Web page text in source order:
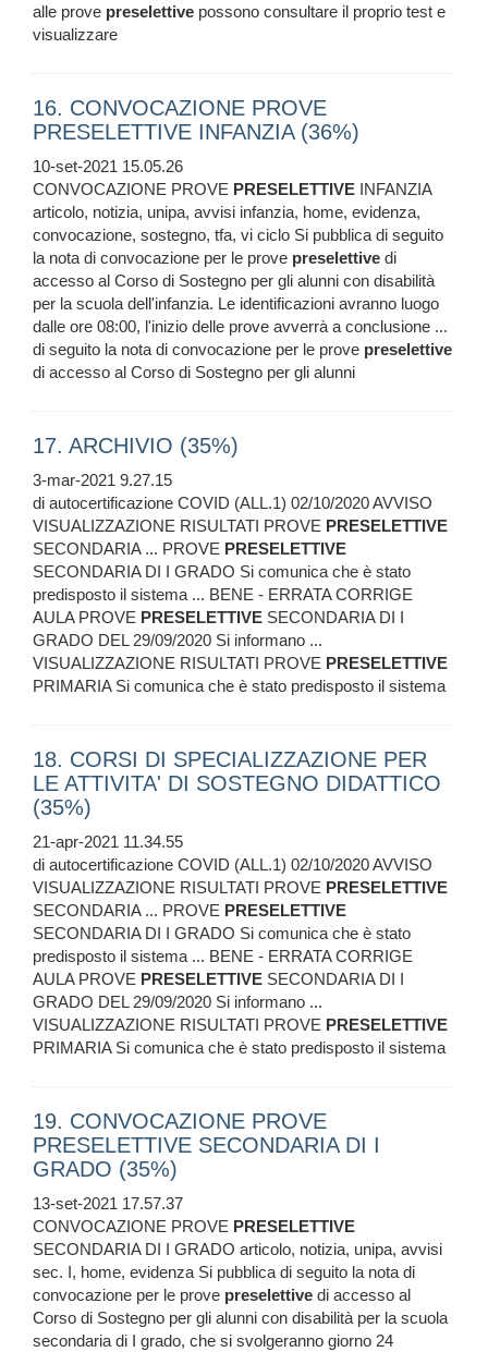
alle prove preselettive possono consultare il proprio test e
visualizzare
16. CONVOCAZIONE PROVE
PRESELETTIVE INFANZIA (36%)
10-set-2021 15.05.26
CONVOCAZIONE PROVE PRESELETTIVE INFANZIA
articolo, notizia, unipa, avvisi infanzia, home, evidenza,
convocazione, sostegno, tfa, vi ciclo Si pubblica di seguito
la nota di convocazione per le prove preselettive di
accesso al Corso di Sostegno per gli alunni con disabilità
per la scuola dell'infanzia. Le identificazioni avranno luogo
dalle ore 08:00, l'inizio delle prove avverrà a conclusione ...
di seguito la nota di convocazione per le prove preselettive
di accesso al Corso di Sostegno per gli alunni
17. ARCHIVIO (35%)
3-mar-2021 9.27.15
di autocertificazione COVID (ALL.1) 02/10/2020 AVVISO
VISUALIZZAZIONE RISULTATI PROVE PRESELETTIVE
SECONDARIA ... PROVE PRESELETTIVE
SECONDARIA DI I GRADO Si comunica che è stato
predisposto il sistema ... BENE - ERRATA CORRIGE
AULA PROVE PRESELETTIVE SECONDARIA DI I
GRADO DEL 29/09/2020 Si informano ...
VISUALIZZAZIONE RISULTATI PROVE PRESELETTIVE
PRIMARIA Si comunica che è stato predisposto il sistema
18. CORSI DI SPECIALIZZAZIONE PER
LE ATTIVITA' DI SOSTEGNO DIDATTICO
(35%)
21-apr-2021 11.34.55
di autocertificazione COVID (ALL.1) 02/10/2020 AVVISO
VISUALIZZAZIONE RISULTATI PROVE PRESELETTIVE
SECONDARIA ... PROVE PRESELETTIVE
SECONDARIA DI I GRADO Si comunica che è stato
predisposto il sistema ... BENE - ERRATA CORRIGE
AULA PROVE PRESELETTIVE SECONDARIA DI I
GRADO DEL 29/09/2020 Si informano ...
VISUALIZZAZIONE RISULTATI PROVE PRESELETTIVE
PRIMARIA Si comunica che è stato predisposto il sistema
19. CONVOCAZIONE PROVE
PRESELETTIVE SECONDARIA DI I
GRADO (35%)
13-set-2021 17.57.37
CONVOCAZIONE PROVE PRESELETTIVE
SECONDARIA DI I GRADO articolo, notizia, unipa, avvisi
sec. I, home, evidenza Si pubblica di seguito la nota di
convocazione per le prove preselettive di accesso al
Corso di Sostegno per gli alunni con disabilità per la scuola
secondaria di I grado, che si svolgeranno giorno 24